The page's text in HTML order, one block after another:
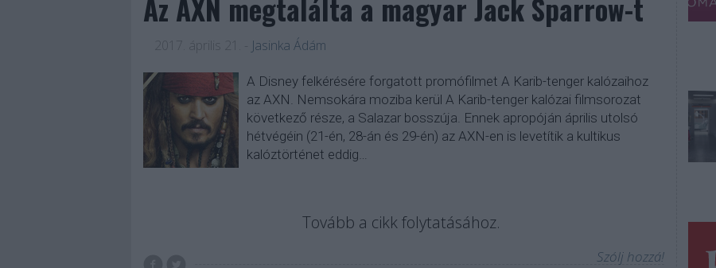
Az AXN megtalálta a magyar Jack Sparrow-t
2017. április 21. Jasinka Ádám
A Disney felkérésére forgatott promófilmet A Karib-tenger kalózaihoz
az AXN. Nemsokára moziba kerül A Karib-tenger kalózai filmsorozat
következő része, a Salazar bosszúja. Ennek apropóján április utolsó
hétvégéin (21-én, 28-án és 29-én) az AXN-en is levetítik a kultikus
kalóztörténet eddig…
Tovább a cikk folytatásához.
Szólj hozzá!